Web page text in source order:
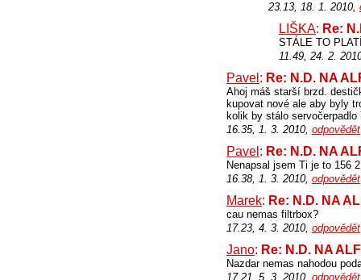
23.13, 18. 1. 2010,
LIŠKA: Re:
STÁLE TO
11.49, 24. 2.
Pavel : Re: N.D. NA
Ahoj máš starší brzd.
kupovat nové ale aby byly
kolik by stálo
16.35, 1. 3. 2010, odpovědět
Pavel : Re: N.D. NA
Nenapsal jsem Ti je to 156
16.38, 1. 3. 2010, odpovědět
Marek: Re: N.D. NA
cau nemas filtrbox?
17.23, 4. 3. 2010, odpovědět
Jano: Re: N.D. NA
Nazdar nemas nahodou
17.21, 5. 3. 2010, odpovědět